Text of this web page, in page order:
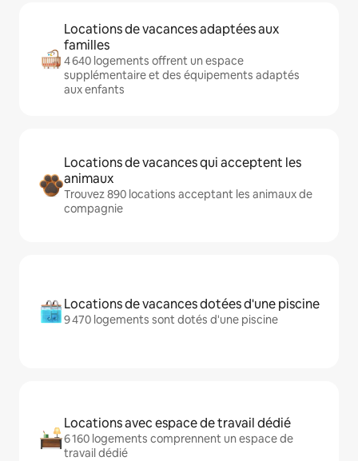
Locations de vacances adaptées aux
familles
4 640 logements offrent un espace
supplémentaire et des équipements adaptés
aux enfants
Locations de vacances qui acceptent les
animaux
Trouvez 890 locations acceptant les animaux de
compagnie
Locations de vacances dotées d'une piscine
9 470 logements sont dotés d'une piscine
Locations avec espace de travail dédié
6 160 logements comprennent un espace de
travail dédié